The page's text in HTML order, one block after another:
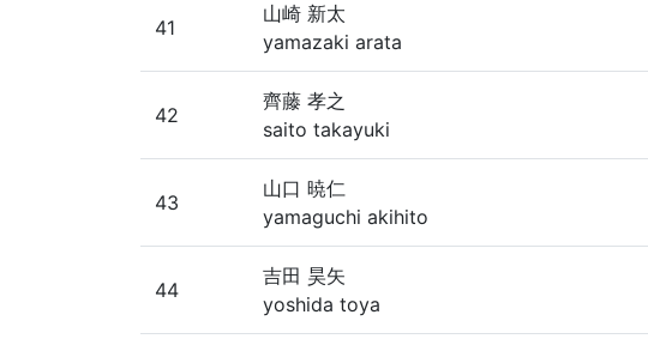
41
山崎 新太
yamazaki arata
42
齊藤 孝之
saito takayuki
43
山口 暁仁
yamaguchi akihito
44
吉田 昊矢
yoshida toya